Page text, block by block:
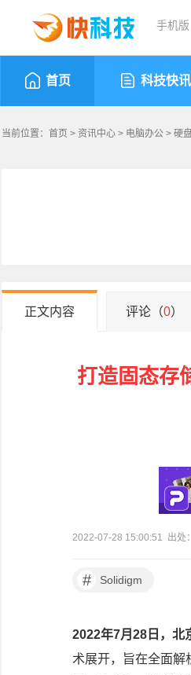
手机版
首页 科技快讯
当前位置： 首页 > 资讯中心 > 电脑办公 > 硬
正文内容 评论（0）
打造固态存
2022-07-28 15:00:51 出处
# Solidigm
2022年7月28日，
术展开，旨在全面解